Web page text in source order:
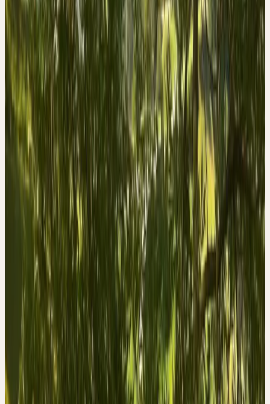
HEILKRAFT
Die Esche führt durch ihr Wesen der Duldsamkeit und
Beugsamkeit dem geschilderten Menschentypen die erforderlichen
Seelenkräfte zu. Die Esche ist ein verbreiteter und häufiger Baum
aus der Familie der Ölbaumgewächse (dazu gehören auch der
Olivenbaum, Flieder, Jasmin, Forsythie und Liguster). Das Holz
der Esche ist ebenso hart wie das der Eiche, doch im Gegensatz zu
diesem von höchster Elastizität. Es eignet sich daher besonders gut
für Stiele von stark beanspruchten Werkzeugen und für
Pfeilbogen.
Früher wurden auch Flugzeugpropeller und Skier daraus gefertigt.
Jugendliche auf dem Land machen sich manchmal einen Spass
daraus, auf junge Eschen zu klettern, um sich dann, an der
Baumspitze hängend, langsam auf den Boden sinken zu lassen,
was das ganze Bäumchen zu einem Riesenbogen spannt. Welch
grausames Spiel mit einem Baum – doch kein anderer Baum als
die Esche würde das ertragen. Schwarze Eschenknospen; nicht auf
Glanz bedacht.
Die Knospe ist der vitalste Teil einer Pflanze. Darin ist der ganze
Trieb oder die ganze Blüte in Miniaturform enthalten und drängt